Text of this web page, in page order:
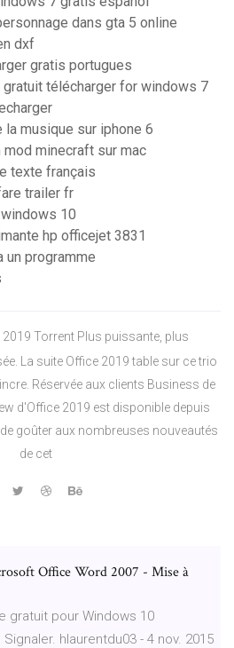
dans gta 5 online
dxf
gratis portugues
télécharger for windows 7
musique sur iphone 6
minecraft sur mac
texte français
trailer fr
10
hp officejet 3831
un programme
Torrent Plus puissante, plus
La suite Office 2019 table sur ce trio
Réservée aux clients Business de
d'Office 2019 est disponible depuis
goûter aux nombreuses nouveautés
de cet
Office Word 2007 - Mise à
gratuit pour Windows 10
Signaler. hlaurentdu03 - 4 nov. 2015